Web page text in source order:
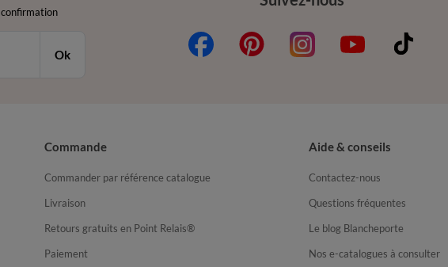
Ok
Commande
Commander par référence catalogue
Livraison
Retours gratuits en Point Relais®
Paiement
Aide & conseils
Contactez-nous
Questions fréquentes
Le blog Blancheporte
Nos e-catalogues à consulter